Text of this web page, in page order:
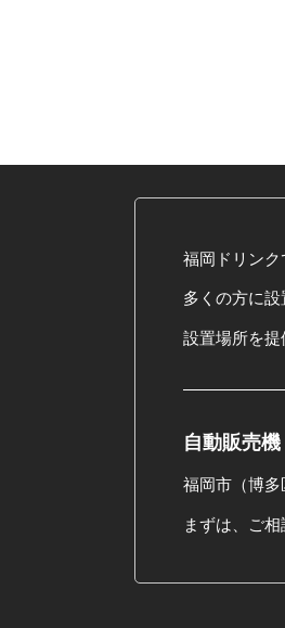
福岡ドリン
多くの方に
設置場所を提
自動販売
福岡市（博
まずは、ご相